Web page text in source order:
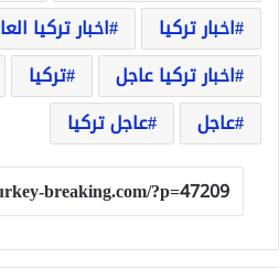
اخبار تركيا
اخبار تركيا
اخبار تركيا عاجل
تركيا
عاجل
عاجل تركيا